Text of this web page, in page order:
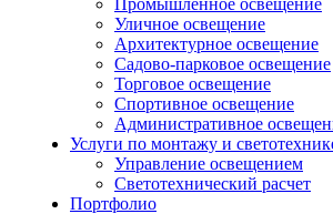
Промышленное освещение
Уличное освещение
Архитектурное освещение
Садово-парковое освещение
Торговое освещение
Спортивное освещение
Административное
Услуги по монтажу и
Управление освещением
Светотехнический расчет
Портфолио